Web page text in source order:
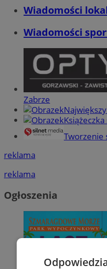
Wiadomości
Wiadomości
Zabrze
Tworzenie
reklama
reklama
Ogłoszenia